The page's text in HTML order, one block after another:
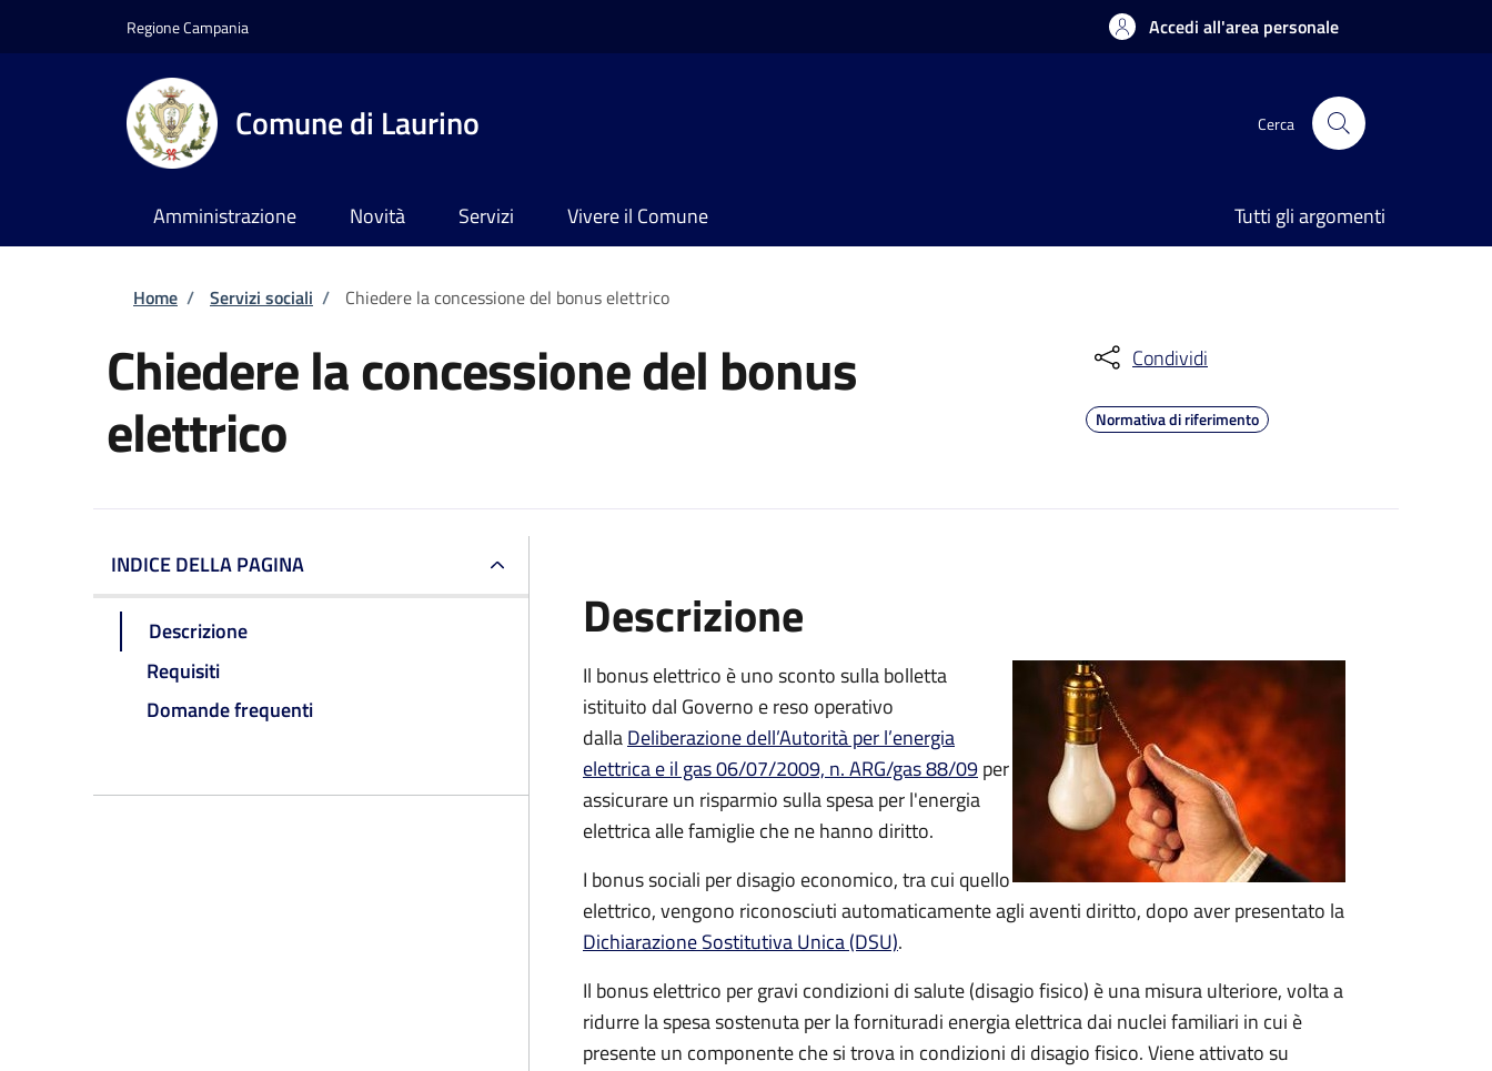
Regione Campania Accedi all'area personale
Comune di Laurino Cerca
Amministrazione Novità Servizi Vivere il Comune Tutti gli argomenti
Briciole di pane
Home / Servizi sociali / Chiedere la concessione del bonus elettrico
Chiedere la concessione del bonus
elettrico
Condividi
Normativa di riferimento
INDICE DELLA PAGINA
Descrizione
Requisiti
Domande frequenti
Descrizione
Il bonus elettrico è uno sconto sulla bolletta
istituito dal Governo e reso operativo
dallaDeliberazione dell’Autorità per l’energia
elettrica e il gas 06/07/2009, n. ARG/gas 88/09per
assicurare un risparmio sulla spesa per l'energia
elettrica alle famiglie che ne hanno diritto.
I bonus sociali per disagio economico, tra cui quello
elettrico, vengono riconosciuti automaticamente agli aventi diritto, dopo aver presentato la
Dichiarazione Sostitutiva Unica (DSU).
Il bonus elettrico per gravi condizioni di salute (disagio fisico) è unamisura ulteriore, volta a
ridurre la spesa sostenuta per la fornituradi energia elettrica dai nuclei familiari in cui è
presente un componente che si trova in condizioni di disagio fisico. Viene attivato su